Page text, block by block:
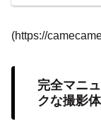
(https://
完全マニ
クな撮影